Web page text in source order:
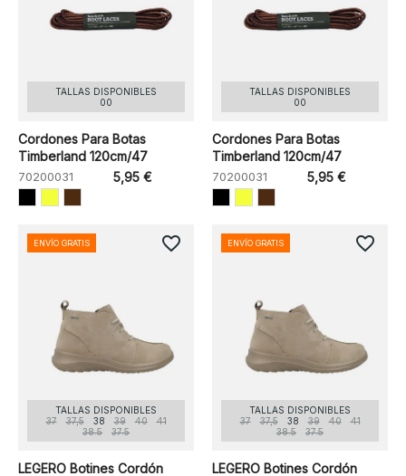
TALLAS DISPONIBLES
00
Cordones Para Botas
Timberland 120cm/47
70200031 5,95 €
TALLAS DISPONIBLES
00
Cordones Para Botas
Timberland 120cm/47
70200031 5,95 €
TALLAS DISPONIBLES
37
37,5 38 39 40
41
38.5
37.5
LEGERO Botines Cordón
ENVÍO GRATIS favorite_border
TALLAS DISPONIBLES
37
37,5 38 39 40
41
38.5
37.5
LEGERO Botines Cordón
ENVÍO GRATIS favorite_border